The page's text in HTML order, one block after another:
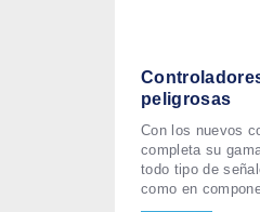
peligrosas
Con los nuevos
completa su
todo tipo de
como en